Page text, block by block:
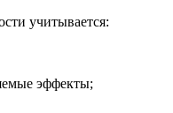
учитывается:
эффекты;